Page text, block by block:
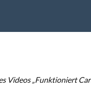
Videos „Funktioniert